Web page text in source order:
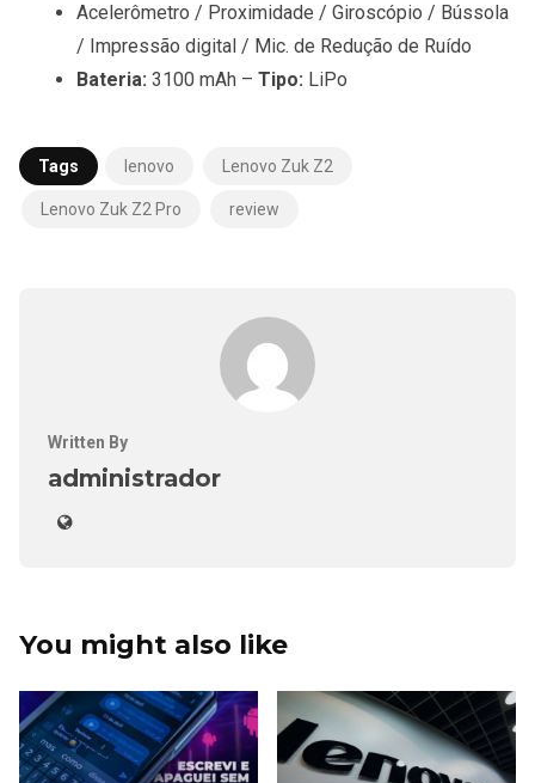
Acelerômetro / Proximidade / Giroscópio / Bússola
/ Impressão digital / Mic. de Redução de Ruído
Bateria: 3100 mAh – Tipo: LiPo
Tags lenovo Lenovo Zuk Z2
Lenovo Zuk Z2 Pro review
Written By
administrador
You might also like